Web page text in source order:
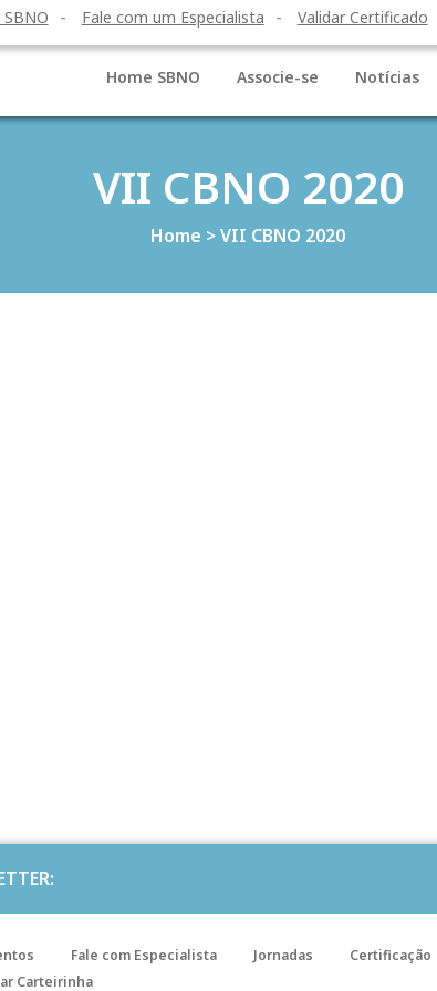
Fale com um Especialista Validar Certificado
Home SBNO Associe-se Notícias
VII CBNO 2020
Home >VII CBNO 2020
Fale com Especialista Jornadas Certificação
Carteirinha